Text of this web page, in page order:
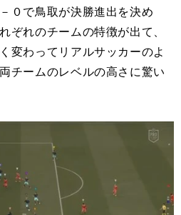
０で鳥取が決勝進出を決め
ぞれのチームの特徴が出て、
変わってリアルサッカーのよ
チームのレベルの高さに驚い